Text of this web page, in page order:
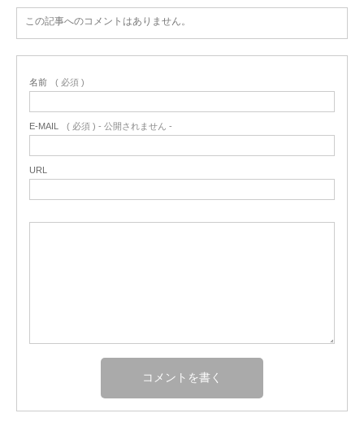
この記事へのコメントはありません。
名前 ( 必須 )
E-MAIL ( 必須 ) - 公開されません -
URL